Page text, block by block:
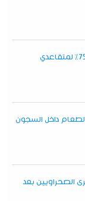
تخفيضات في التأمين تصل إلى 75% لمتقاعدي
داخل السجون
الصحراويين بعد